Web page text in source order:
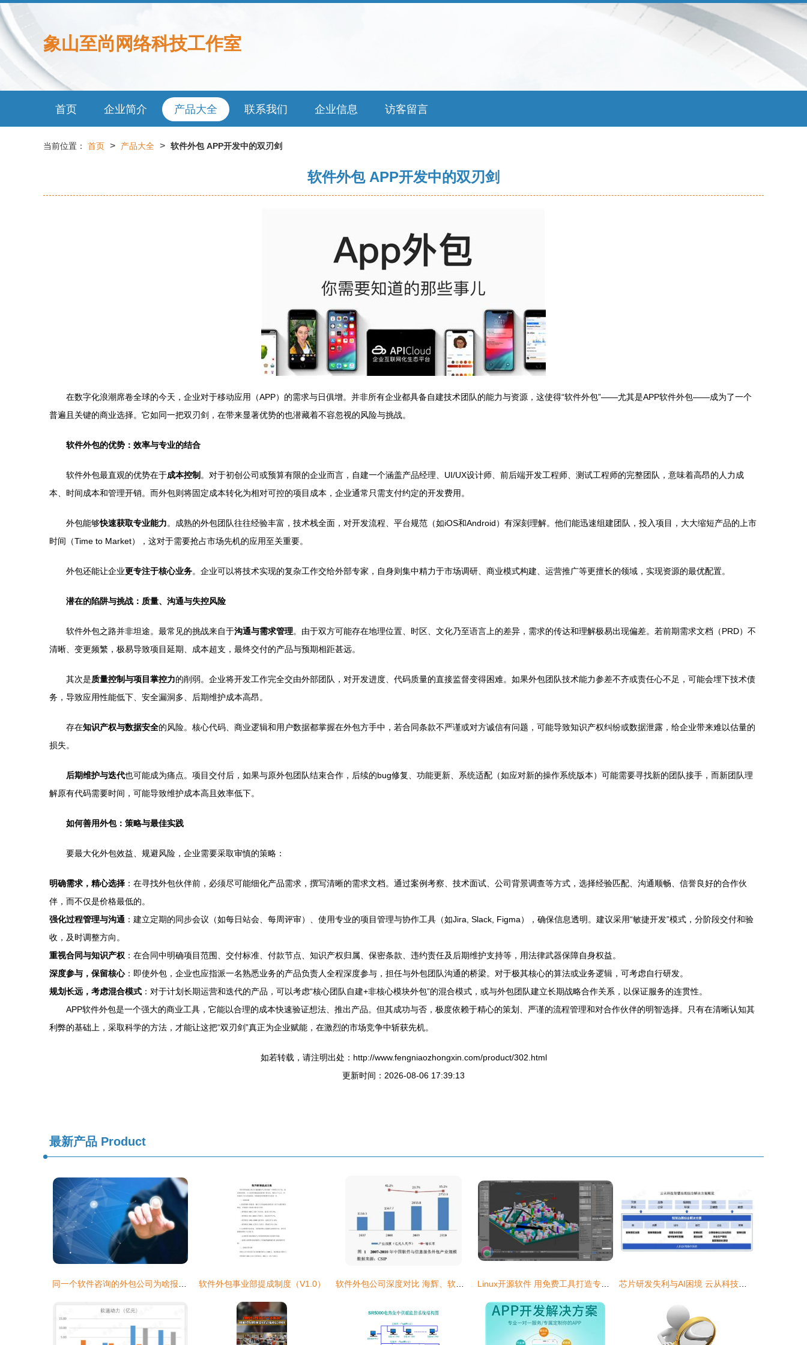
象山至尚网络科技工作室
首页 企业简介 产品大全 联系我们 企业信息 访客留言
当前位置： 首页 > 产品大全 > 软件外包 APP开发中的双刃剑
软件外包 APP开发中的双刃剑
在数字化浪潮席卷全球的今天，企业对于移动应用（APP）的需求与日俱增。并非所有企业都具备自建技术团队的能力与资源，这使得“软件外包”——尤其是APP软件外包——成为了一个
普遍且关键的商业选择。它如同一把双刃剑，在带来显著优势的也潜藏着不容忽视的风险与挑战。
软件外包的优势：效率与专业的结合
软件外包最直观的优势在于成本控制 。对于初创公司或预算有限的企业而言，自建一个涵盖产品经理、UI/UX设计师、前后端开发工程师、测试工程师的完整团队，意味着高昂的人力成
本、时间成本和管理开销。而外包则将固定成本转化为相对可控的项目成本，企业通常只需支付约定的开发费用。
外包能够快速获取专业能力。成熟的外包团队往往经验丰富，技术栈全面，对开发流程、平台规范（如iOS和Android）有深刻理解。他们能迅速组建团队，投入项目，大大缩短产品的上市
时间（Time to Market），这对于需要抢占市场先机的应用至关重要。
外包还能让企业更专注于核心业务。企业可以将技术实现的复杂工作交给外部专家，自身则集中精力于市场调研、商业模式构建、运营推广等更擅长的领域，实现资源的最优配置。
潜在的陷阱与挑战：质量、沟通与失控风险
软件外包之路并非坦途。最常见的挑战来自于沟通与需求管理。由于双方可能存在地理位置、时区、文化乃至语言上的差异，需求的传达和理解极易出现偏差。若前期需求文档（PRD）不
清晰、变更频繁，极易导致项目延期、成本超支，最终交付的产品与预期相距甚远。
其次是质量控制与项目掌控力的削弱。企业将开发工作完全交由外部团队，对开发进度、代码质量的直接监督变得困难。如果外包团队技术能力参差不齐或责任心不足，可能会埋下技术债
务，导致应用性能低下、安全漏洞多、后期维护成本高昂。
存在知识产权与数据安全的风险。核心代码、商业逻辑和用户数据都掌握在外包方手中，若合同条款不严谨或对方诚信有问题，可能导致知识产权纠纷或数据泄露，给企业带来难以估量的
损失。
后期维护与迭代也可能成为痛点。项目交付后，如果与原外包团队结束合作，后续的bug修复、功能更新、系统适配（如应对新的操作系统版本）可能需要寻找新的团队接手，而新团队理
解原有代码需要时间，可能导致维护成本高且效率低下。
如何善用外包：策略与最佳实践
要最大化外包效益、规避风险，企业需要采取审慎的策略：
明确需求，精心选择 ：在寻找外包伙伴前，必须尽可能细化产品需求，撰写清晰的需求文档。通过案例考察、技术面试、公司背景调查等方式，选择经验匹配、沟通顺畅、信誉良好的合作伙
伴，而不仅是价格最低的。
强化过程管理与沟通 ：建立定期的同步会议（如每日站会、每周评审）、使用专业的项目管理与协作工具（如Jira, Slack, Figma），确保信息透明。建议采用“敏捷开发”模式，分阶段交付和验
收，及时调整方向。
重视合同与知识产权 ：在合同中明确项目范围、交付标准、付款节点、知识产权归属、保密条款、违约责任及后期维护支持等，用法律武器保障自身权益。
深度参与，保留核心：即使外包，企业也应指派一名熟悉业务的产品负责人全程深度参与，担任与外包团队沟通的桥梁。对于极其核心的算法或业务逻辑，可考虑自行研发。
规划长远，考虑混合模式 ：对于计划长期运营和迭代的产品，可以考虑“核心团队自建+非核心模块外包”的混合模式，或与外包团队建立长期战略合作关系，以保证服务的连贯性。
APP软件外包是一个强大的商业工具，它能以合理的成本快速验证想法、推出产品。但其成功与否，极度依赖于精心的策划、严谨的流程管理和对合作伙伴的明智选择。只有在清晰认知其
利弊的基础上，采取科学的方法，才能让这把“双刃剑”真正为企业赋能，在激烈的市场竞争中斩获先机。
如若转载，请注明出处：http://www.fengniaozhongxin.com/product/302.html
更新时间：2026-08-06 17:39:13
最新产品 Product
软件外包事业部提成制度（V1.0）